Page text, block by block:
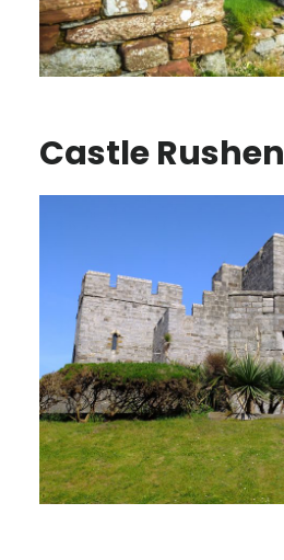
Castle Rushen